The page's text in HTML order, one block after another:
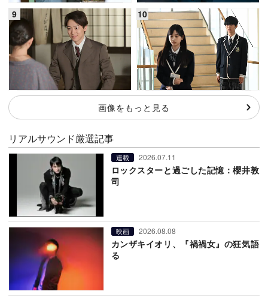
画像をもっと見る
リアルサウンド厳選記事
連載 2026.07.11
ロックスターと過ごした記憶：櫻井敦
司
映画 2026.08.08
カンザキイオリ、『禍禍女』の狂気語
る